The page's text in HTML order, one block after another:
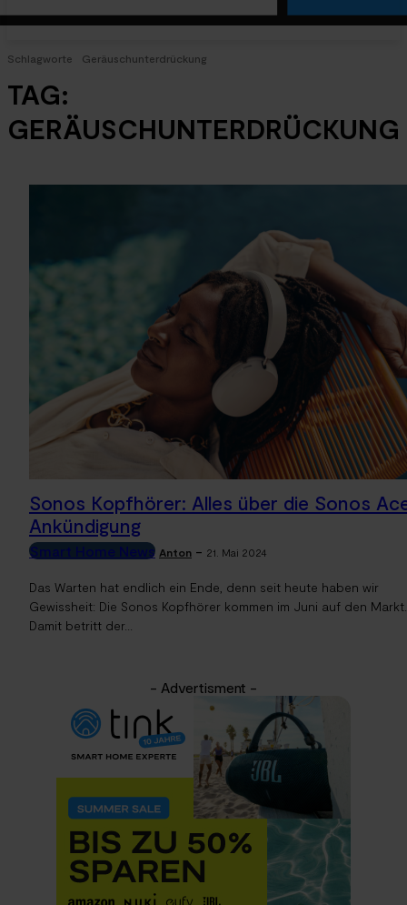
Schlagworte Geräuschunterdrückung
TAG:
GERÄUSCHUNTERDRÜCKUNG
Sonos Kopfhörer: Alles über die Sonos
Ankündigung
Smart Home News Anton - 21. Mai 2024
Das Warten hat endlich ein Ende, denn seit heute haben wir
Gewissheit: Die Sonos Kopfhörer kommen im Juni auf den Markt.
Damit betritt der...
- Advertisment -